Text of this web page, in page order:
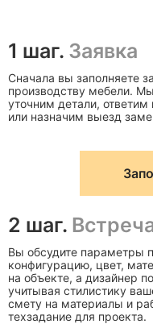
1 шаг. Заявка
Сначала вы заполняете
производству мебели.
уточним детали,
или назначим выезд
2 шаг.
Вы обсудите параметры
конфигурацию, цвет,
на объекте, а дизайнер
учитывая стилистику
смету на материалы и
техзадание для проекта.